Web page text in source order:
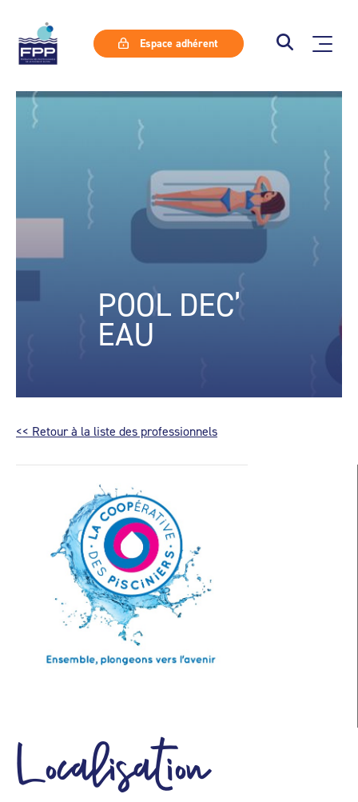
Espace adhérent
POOL DEC’
EAU
<< Retour à la liste des professionnels
Localisation